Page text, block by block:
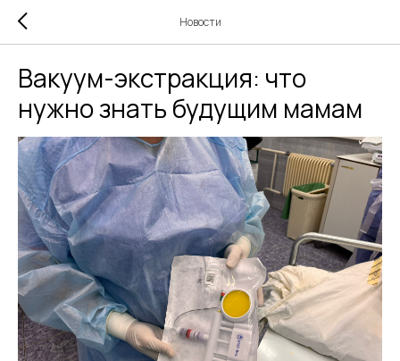
Новости
Вакуум-экстракция: что
нужно знать будущим мамам